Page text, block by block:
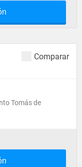
Comparar
Tomás de